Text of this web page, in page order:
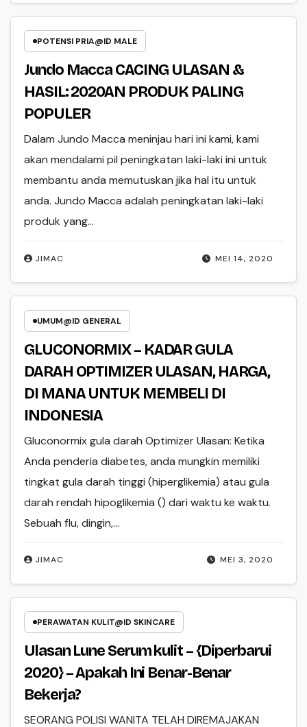
POTENSI PRIA@ID MALE
Jundo Macca CACING ULASAN &
HASIL: 2020AN PRODUK PALING
POPULER
MEI 14, 2020
JIMAC
Dalam Jundo Macca meninjau hari ini kami, kami
akan mendalami pil peningkatan laki-laki ini untuk
membantu anda memutuskan jika hal itu untuk
anda. Jundo Macca adalah peningkatan laki-laki
produk yang…
UMUM@ID GENERAL
GLUCONORMIX – KADAR GULA
DARAH OPTIMIZER ULASAN, HARGA,
DI MANA UNTUK MEMBELI DI
INDONESIA
MEI 3, 2020
JIMAC
Gluconormix gula darah Optimizer Ulasan: Ketika
Anda penderia diabetes, anda mungkin memiliki
tingkat gula darah tinggi (hiperglikemia) atau gula
darah rendah hipoglikemia () dari waktu ke waktu.
Sebuah flu, dingin,…
PERAWATAN KULIT@ID SKINCARE
Ulasan Lune Serum kulit – {Diperbarui
2020} – Apakah Ini Benar-Benar
Bekerja?
SEORANG POLISI WANITA TELAH DIREMAJAKAN